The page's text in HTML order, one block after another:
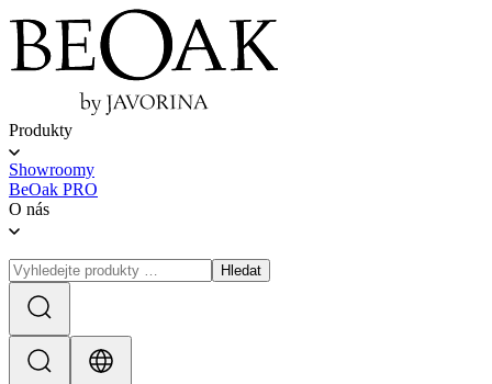
Produkty
Showroomy
BeOak PRO
O nás
Hledat